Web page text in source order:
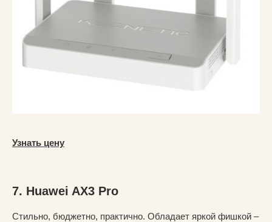
Узнать цену
7. Huawei AX3 Pro
Стильно, бюджетно, практично. Обладает яркой фишкой –